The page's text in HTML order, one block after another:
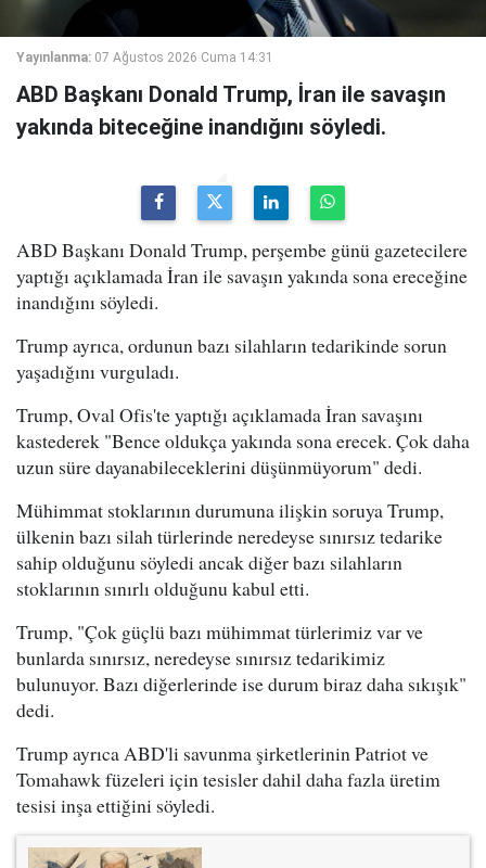
Yayınlanma: 07 Ağustos 2026 Cuma 14:31
ABD Başkanı Donald Trump, İran ile savaşın
yakında biteceğine inandığını söyledi.
ABD Başkanı Donald Trump, perşembe günü gazetecilere
yaptığı açıklamada İran ile savaşın yakında sona ereceğine
inandığını söyledi.
Trump ayrıca, ordunun bazı silahların tedarikinde sorun
yaşadığını vurguladı.
Trump, Oval Ofis'te yaptığı açıklamada İran savaşını
kastederek "Bence oldukça yakında sona erecek. Çok daha
uzun süre dayanabileceklerini düşünmüyorum" dedi.
Mühimmat stoklarının durumuna ilişkin soruya Trump,
ülkenin bazı silah türlerinde neredeyse sınırsız tedarike
sahip olduğunu söyledi ancak diğer bazı silahların
stoklarının sınırlı olduğunu kabul etti.
Trump, "Çok güçlü bazı mühimmat türlerimiz var ve
bunlarda sınırsız, neredeyse sınırsız tedarikimiz
bulunuyor. Bazı diğerlerinde ise durum biraz daha sıkışık"
dedi.
Trump ayrıca ABD'li savunma şirketlerinin Patriot ve
Tomahawk füzeleri için tesisler dahil daha fazla üretim
tesisi inşa ettiğini söyledi.